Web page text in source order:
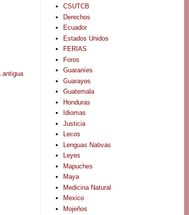
antigua
CSUTCB
Derechos
Ecuador
Estados Unidos
FERIAS
Foros
Guaraníes
Guarayos
Guatemala
Honduras
Idiomas
Justicia
Lecos
Lenguas Nativas
Leyes
Mapuches
Maya
Medicina Natural
Mexico
Mojeños